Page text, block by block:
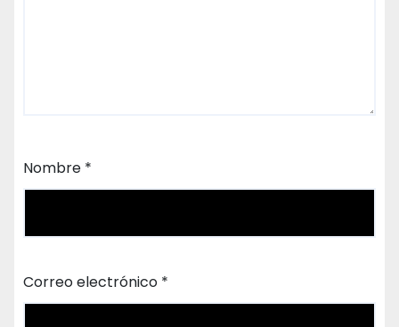
Nombre *
Correo electrónico *